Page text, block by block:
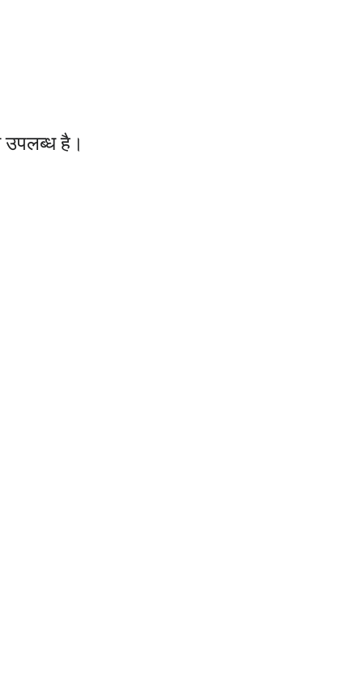
उपलब्ध है।